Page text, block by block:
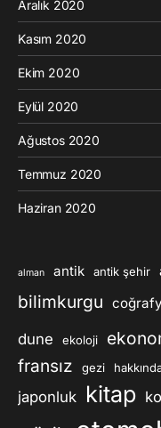
Aralık 2020
Kasım 2020
Ekim 2020
Eylül 2020
Ağustos 2020
Temmuz 2020
Haziran 2020
alman antik antik şehir
bilimkurgu
dune ekoloji
fransız gezi
japonluk kitap